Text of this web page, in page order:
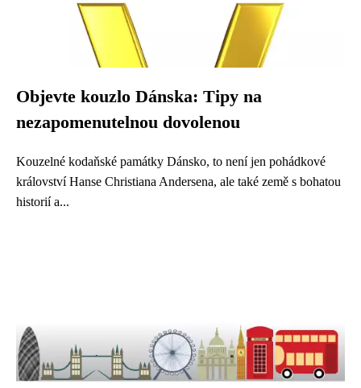
Objevte kouzlo Dánska: Tipy na
nezapomenutelnou dovolenou
Kouzelné kodaňské památky Dánsko, to není jen pohádkové
království Hanse Christiana Andersena, ale také země s bohatou
historií a...